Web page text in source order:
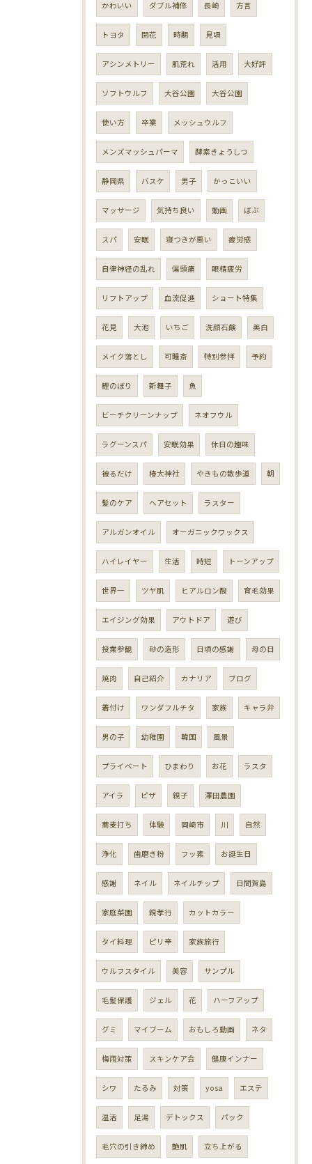
かわいい ダブル補修 長崎 方言
トヨタ 開花 時期 見頃
アシンメトリー 肌荒れ 活用 大好評
ソフトウルフ 大谷公園 大谷公園
使い方 卒業 メッシュウルフ
メンズマッシュパーマ 酵素きょうしつ
静岡県 バスケ 男子 かっこいい
マッサージ 気持ち良い 動画 ぼぶ
スパ 安眠 寝つきが悪い 疲労感
自律神経の乱れ 偏頭痛 眼精疲労
リフトアップ 血流促進 ショート特集
花見 大池 いちご 洗顔石鹸 美白
メイク落とし 可睡斎 特別参拝 予約
鯉のぼり 新舞子 魚
ビーチクリーンナップ ネオフウル
ラグーンスパ 安眠効果 休日の趣味
被るだけ 椿大神社 やきもの散歩道 朝
髪のケア ヘアセット ラスター
アルガンオイル オーガニックワックス
ハイレイヤー 生活 時短 トーンアップ
世界一 ツヤ肌 ヒアルロン酸 育毛効果
エイジング効果 アウトドア 遊び
授業参観 砂の造形 日頃の感謝 母の日
焼肉 自己紹介 カナリア ブログ
着付け ワンダフルチタ 家族 キャラ弁
男の子 幼稚園 韓国 風景
プライベート ひまわり お花 ラスタ
アイラ ピザ 親子 澤田農園
蕎麦打ち 体験 岡崎市 川 自然
浄化 歯磨き粉 フッ素 お誕生日
感謝 ネイル ネイルチップ 日間賀島
家庭菜園 親孝行 カットカラー
タイ料理 ピリ辛 家族旅行
ウルフスタイル 美容 サンプル
毛髪保護 ジェル 花 ハーフアップ
グミ マイブーム おもしろ動画 ネタ
梅雨対策 スキンケア会 健康インナー
シワ たるみ 対策 yosa エステ
温活 足湯 デトックス パック
毛穴の引き締め 艶肌 立ち上がる